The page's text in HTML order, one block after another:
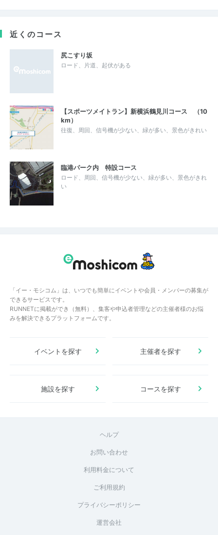
近くのコース
尻こすり坂
ロード、片道、起伏がある
【スポーツメイトラン】新横浜鶴見川コース （10
km）
往復、周回、信号機が少ない、緑が多い、景色がきれい
臨港パーク内 特設コース
ロード、周回、信号機が少ない、緑が多い、景色がきれ
い
「イー・モシコム」は、いつでも簡単にイベントや会員・メンバーの募集が
できるサービスです。
RUNNETに掲載ができ（無料）、集客や申込者管理などの主催者様のお悩
みを解決できるプラットフォームです。
イベントを探す 主催者を探す
施設を探す コースを探す
ヘルプ
お問い合わせ
利用料金について
ご利用規約
プライバシーポリシー
運営会社